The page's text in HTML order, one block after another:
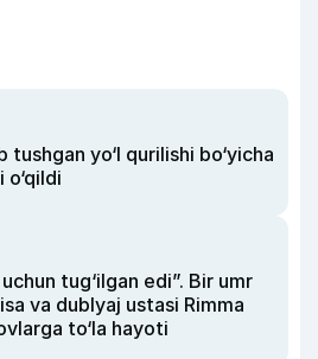
tushgan yo‘l qurilishi bo‘yicha
o‘qildi
tug‘ilgan edi”. Bir umr
va dublyaj ustasi Rimma
to‘la hayoti